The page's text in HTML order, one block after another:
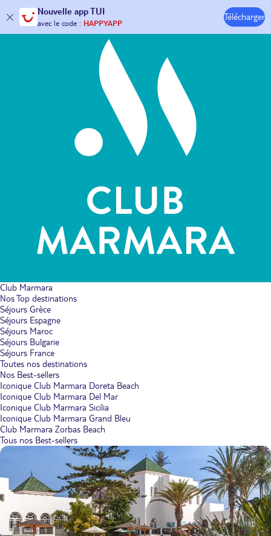
Nouvelle app TUI
30€ offerts*sur votrevoyage !
avec le code :HAPPYAPP
Télécharger
Hôtels & Clubs
Club Marmara
Nos Top destinations
Séjours Grèce
Séjours Espagne
Séjours Maroc
Séjours Bulgarie
Séjours France
Toutes nos destinations
Nos Best-sellers
Iconique Club Marmara Doreta Beach
Iconique Club Marmara Del Mar
Iconique Club Marmara Sicilia
Iconique Club Marmara Grand Bleu
Club Marmara Zorbas Beach
Tous nos Best-sellers